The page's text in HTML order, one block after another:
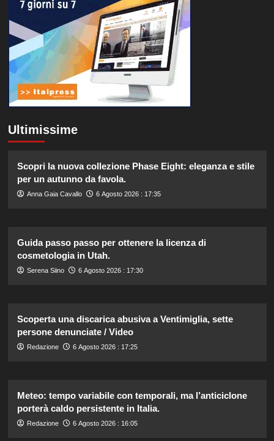
Ultimissime
Scopri la nuova collezione Phase Eight: eleganza e stile
per un autunno da favola.
Anna Gaia Cavallo 6 Agosto 2026 : 17:35
Guida passo passo per ottenere la licenza di
cosmetologia in Utah.
Serena Siino 6 Agosto 2026 : 17:30
Scoperta una discarica abusiva a Ventimiglia, sette
persone denunciate / Video
Redazione 6 Agosto 2026 : 17:25
Meteo: tempo variabile con temporali, ma l’anticiclone
porterà caldo persistente in Italia.
Redazione 6 Agosto 2026 : 16:05